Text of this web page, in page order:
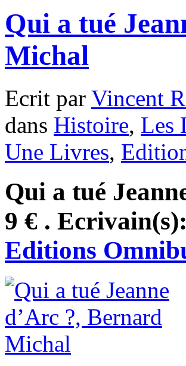
Qui a tué
Michal
Ecrit par Vincent
dans Histoire, Les
Une Livres,
Qui a tué
9 € . Ecrivain(s):
Editions